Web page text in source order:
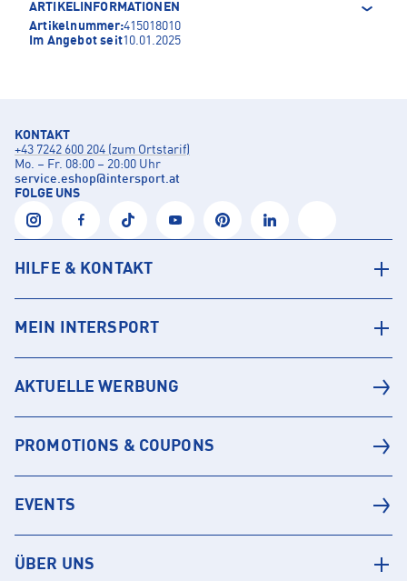
ARTIKELINFORMATIONEN
Artikelnummer:415018010
Im Angebot seit10.01.2025
KONTAKT
+43 7242 600 204 (zum Ortstarif)
Mo. – Fr. 08:00 – 20:00 Uhr
service.eshop@intersport.at
FOLGE UNS
HILFE & KONTAKT
MEIN INTERSPORT
AKTUELLE WERBUNG
PROMOTIONS & COUPONS
EVENTS
ÜBER UNS